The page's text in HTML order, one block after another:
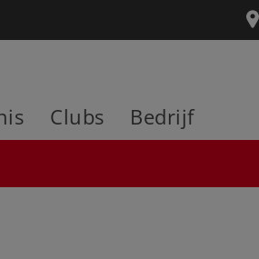
Clubs Bedrijf